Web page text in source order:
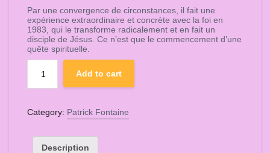
Par une convergence de circonstances, il fait une
expérience extraordinaire et concrète avec la foi en
1983, qui le transforme radicalement et en fait un
disciple de Jésus. Ce n’est que le commencement d’une
quête spirituelle.
Web
FONTAINE
Add to cart
Category: Patrick Fontaine
Description